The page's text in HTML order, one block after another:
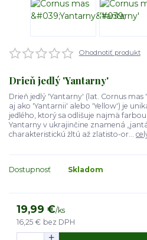
Ohodnotiť produkt
Drieň jedlý 'Yantarny'
Drieň jedlý 'Yantarny' (lat. Cornus
aj ako 'Yantarnii' alebo 'Yellow') je
jedlého, ktorý sa odlišuje najmä
Yantarny v ukrajinčine znamená
charakteristickú žltú až zlatisto-or...
Dostupnosť Skladom
19,99 €/ks
16,25 € bez DPH